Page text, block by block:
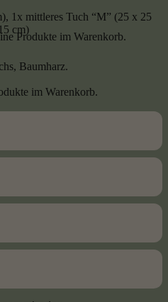
Produkte im Warenkorb.
im Warenkorb.
1x mittleres Tuch “M” (25 x 25
cm)
Baumharz.